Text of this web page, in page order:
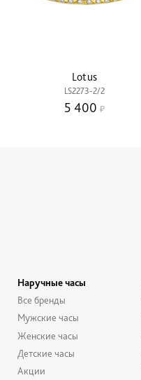
Lotus
LS2273-2/2
5 400
Наручные часы
Все бренды
Мужские часы
Женские часы
Детские часы
Акции